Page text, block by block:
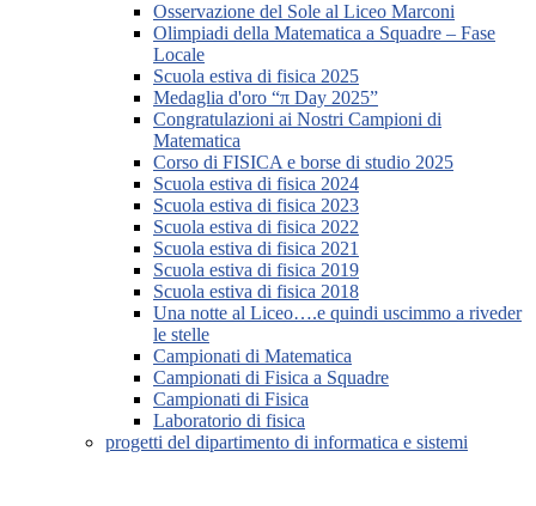
Osservazione del Sole al Liceo Marconi
Olimpiadi della Matematica a Squadre – Fase
Locale
Scuola estiva di fisica 2025
Medaglia d'oro “π Day 2025”
Congratulazioni ai Nostri Campioni di
Matematica
Corso di FISICA e borse di studio 2025
Scuola estiva di fisica 2024
Scuola estiva di fisica 2023
Scuola estiva di fisica 2022
Scuola estiva di fisica 2021
Scuola estiva di fisica 2019
Scuola estiva di fisica 2018
Una notte al Liceo….e quindi uscimmo a riveder
le stelle
Campionati di Matematica
Campionati di Fisica a Squadre
Campionati di Fisica
Laboratorio di fisica
progetti del dipartimento di informatica e sistemi